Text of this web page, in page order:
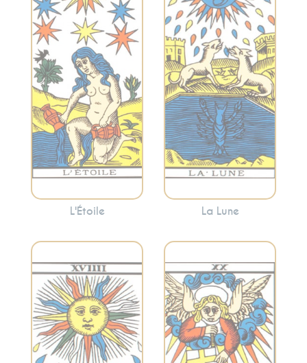
Incarne l’espoir,
l’inspiration et la
spiritualité. L’Étoile
suggère souvent
que des moments
de calme et de
réflexion peuvent
apporter la clarté.
L'Étoile
illusions, l’intuition
et les émotions
profondes. Cette
carte peut indiquer
des périodes de
confusion
émotionnelle ou
l’appel à écouter
votre intuition.
La Lune
Symbolise la joie, la
réussite, la vitalité
et la clarté. Le
Soleil apporte une
Représente la
réévaluation, la
transformation et
l’appel intérieur. Le
Jugement peut